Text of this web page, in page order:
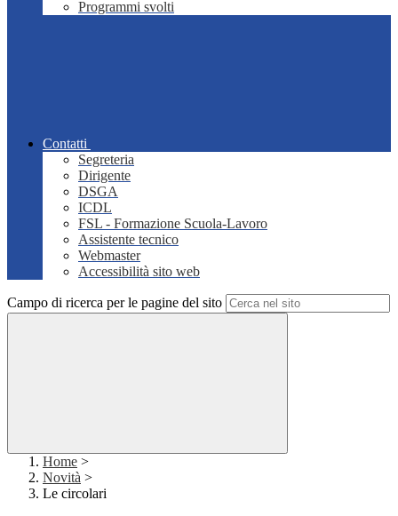
Programmi svolti
Contatti
Segreteria
Dirigente
DSGA
ICDL
FSL - Formazione Scuola-Lavoro
Assistente tecnico
Webmaster
Accessibilità sito web
Campo di ricerca per le pagine del sito
Home >
Novità >
Le circolari